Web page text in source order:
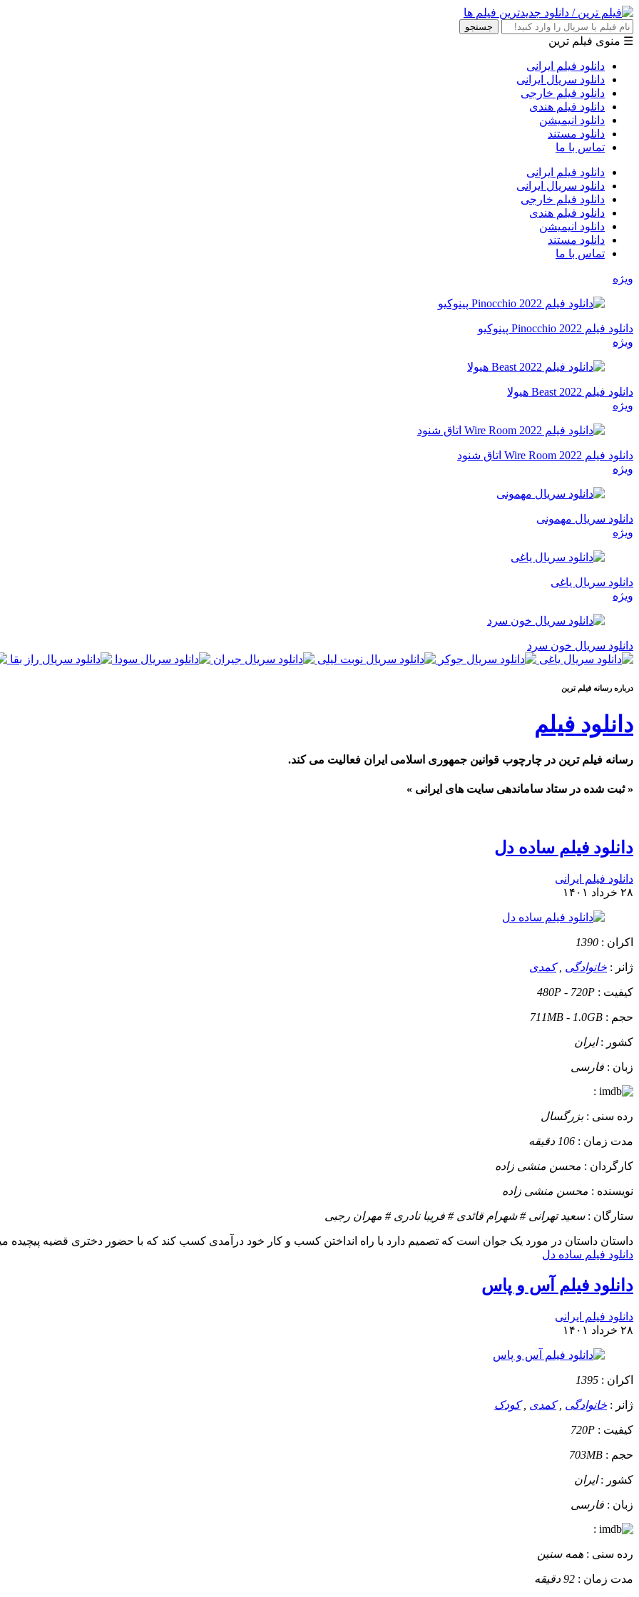
جستجو
☰ منوی فیلم ترین
دانلود فیلم ایرانی
دانلود سریال ایرانی
دانلود فیلم خارجی
دانلود فیلم هندی
دانلود انیمیشن
دانلود مستند
تماس با ما
دانلود فیلم ایرانی
دانلود سریال ایرانی
دانلود فیلم خارجی
دانلود فیلم هندی
دانلود انیمیشن
دانلود مستند
تماس با ما
ویژه
دانلود فیلم Pinocchio 2022 پینوکیو
ویژه
دانلود فیلم Beast 2022 هیولا
ویژه
دانلود فیلم Wire Room 2022 اتاق شنود
ویژه
دانلود سریال مهمونی
ویژه
دانلود سریال یاغی
ویژه
دانلود سریال خون سرد
درباره رسانه فیلم ترین
دانلود فیلم
رسانه فیلم ترین در چارچوب قوانین جمهوری اسلامی ایران فعالیت می کند.
« ثبت شده در ستاد ساماندهی سایت های ایرانی »
دانلود فیلم ساده دل
دانلود فیلم ایرانی
۲۸ خرداد ۱۴۰۱
اکران : 1390
ژانر : خانوادگی ,کمدی
کیفیت : 480P - 720P
حجم : 711MB - 1.0GB
کشور :ایران
زبان : فارسی
:
رده سنی :بزرگسال
مدت زمان : 106 دقیقه
کارگردان : محسن منشی زاده
نویسنده : محسن منشی زاده
ستارگان :سعید تهرانی # شهرام قائدی # فریبا نادری # مهران رجبی
داستان داستان در مورد یک جوان است که تصمیم دارد با راه انداختن کسب و کار خود درآمدی کسب کند که با حضور دختری قضیه پیچیده
دانلود فیلم ساده دل
دانلود فیلم آس و پاس
دانلود فیلم ایرانی
۲۸ خرداد ۱۴۰۱
اکران : 1395
ژانر : خانوادگی ,کمدی ,کودک
کیفیت : 720P
حجم : 703MB
کشور :ایران
زبان : فارسی
:
رده سنی : همه سنین
مدت زمان : 92 دقیقه